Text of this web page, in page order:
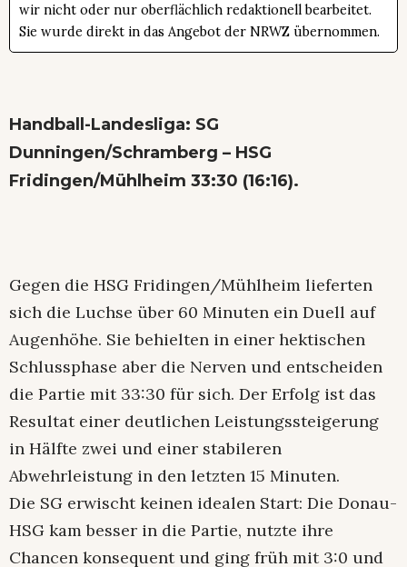
wir nicht oder nur oberflächlich redaktionell bearbeitet.
Sie wurde direkt in das Angebot der NRWZ übernommen.
Handball-Landesliga: SG
Dunningen/Schramberg – HSG
Fridingen/Mühlheim 33:30 (16:16).
Gegen die HSG Fridingen/Mühlheim lieferten
sich die Luchse über 60 Minuten ein Duell auf
Augenhöhe. Sie behielten in einer hektischen
Schlussphase aber die Nerven und entscheiden
die Partie mit 33:30 für sich. Der Erfolg ist das
Resultat einer deutlichen Leistungssteigerung
in Hälfte zwei und einer stabileren
Abwehrleistung in den letzten 15 Minuten.
Die SG erwischt keinen idealen Start: Die Donau-
HSG kam besser in die Partie, nutzte ihre
Chancen konsequent und ging früh mit 3:0 und